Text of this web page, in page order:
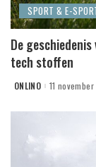
SPORT & E-
De
tech stoffen
POSTED
ONLINO 11